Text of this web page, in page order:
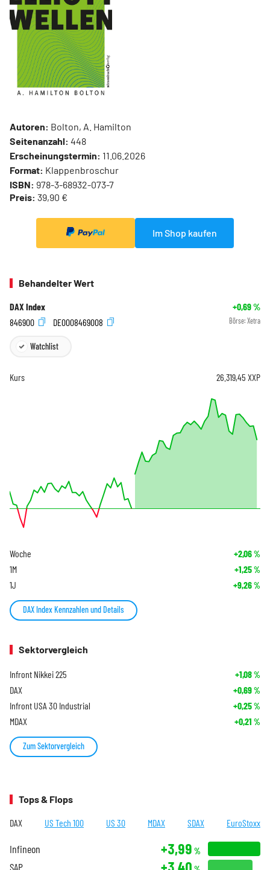
Autoren: Bolton, A. Hamilton
Seitenanzahl: 448
Erscheinungstermin: 11.06.2026
Format: Klappenbroschur
ISBN: 978-3-68932-073-7
Preis: 39,90 €
Im Shop kaufen
Behandelter Wert
DAX Index +0,69%
846900
DE0008469008 Börse: Xetra
Watchlist
Kurs 26.319,45 XXP
Woche +2,06%
1M +1,25%
1J +9,26%
DAX Index Kennzahlen und Details
Sektorvergleich
Infront Nikkei 225 +1,08%
DAX +0,69%
Infront USA 30 Industrial +0,25%
MDAX +0,21 %
Zum Sektorvergleich
Tops & Flops
DAX US Tech 100 US 30 MDAX SDAX EuroStoxx
Infineon +3,99 %
SAP